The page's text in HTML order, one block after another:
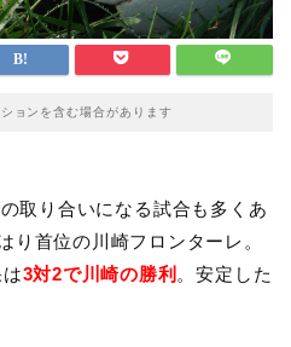
ョンを含む場合があります
取り合いになる試合も多くあ
り首位の川崎フロンターレ。
3対2で川崎の勝利 。安定した